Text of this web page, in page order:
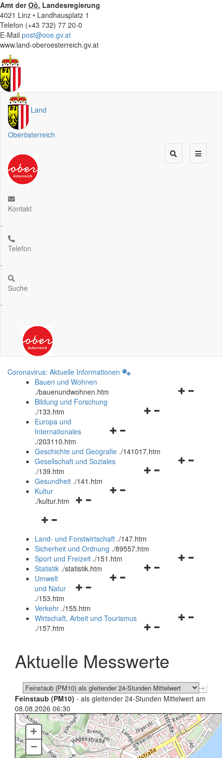
Amt derOö. Landesregierung
4021 Linz • Landhausplatz 1
Telefon (+43 732) 77 20-0
E-Mail post@ooe.gv.at
www.land-oberoesterreich.gv.at
Land
Oberösterreich
Kontakt
.
Telefon
.
Suche
.
Coronavirus: Aktuelle Informationen
Bauen und Wohnen
./bauenundwohnen.htm
Navigationsmenü
Bildung und Forschung
./133.htm
Navigationsmenü
und
schließen
Europa und
Internationales
./203110.htm
Geschichte und Geografie ./141017.htm
Navigationsmenü
Gesellschaft und Soziales
./139.htm
Navigationsmenü
Gesundheit ./141.htm
Navigationsmenü
Kultur
./kultur.htm
Navigationsmenü
und
schließen
Land- und Forstwirtschaft ./147.htm
Sicherheit und Ordnung ./89557.htm
Navigationsmenü
Sport und Freizeit ./151.htm
Navigationsmenü
Statistik ./statistik.htm
Navigationsmenü
und
schließen
Umwelt
und Natur
./153.htm
Verkehr ./155.htm
Navigationsmenü
schließen
Wirtschaft, Arbeit und Tourismus
./157.htm
Aktuelle Messwerte
Feinstaub (PM10) - als gleitender 24-Stunden Mittelwert am
08.08.2026 06:30
+
–